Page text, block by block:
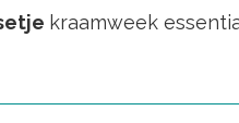
kraamweek